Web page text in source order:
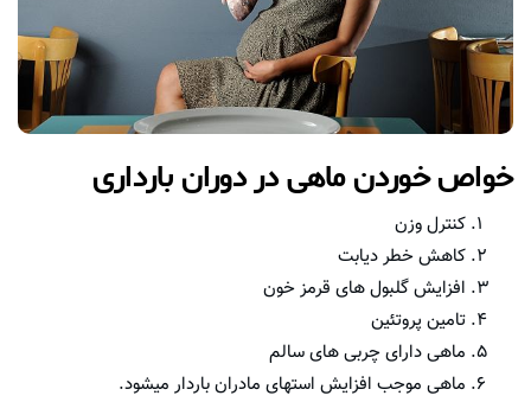
خواص خوردن ماهی در دوران بارداری
کنترل وزن
کاهش خطر دیابت
افزایش گلبول های قرمز خون
تامین پروتئین
ماهی دارای چربی های سالم
ماهی موجب افزایش استهای مادران باردار میشود.